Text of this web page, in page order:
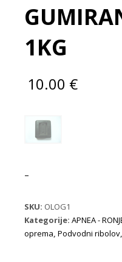
1KG
10.00 €
–
SKU: OLOG1
Kategorije: APNEA -
oprema, Podvodni ribolov,